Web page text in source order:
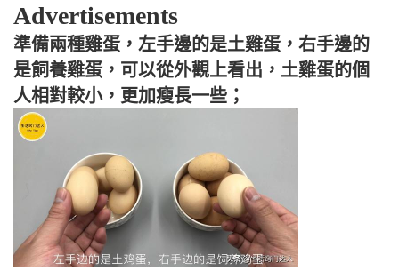
Advertisements
準備兩種雞蛋，左手邊的是土雞蛋，右手邊的
是飼養雞蛋，可以從外觀上看出，土雞蛋的個
人相對較小，更加瘦長一些；